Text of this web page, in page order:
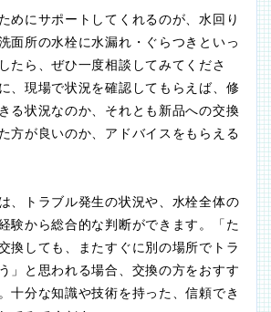
めにサポートしてくれるのが、水回り
面所の水栓に水漏れ・ぐらつきといっ
たら、ぜひ一度相談してみてくださ
、現場で状況を確認してもらえば、修
る状況なのか、それとも新品への交換
方が良いのか、アドバイスをもらえる
、トラブル発生の状況や、水栓全体の
験から総合的な判断ができます。「た
換しても、またすぐに別の場所でトラ
」と思われる場合、交換の方をおすす
十分な知識や技術を持った、信頼でき